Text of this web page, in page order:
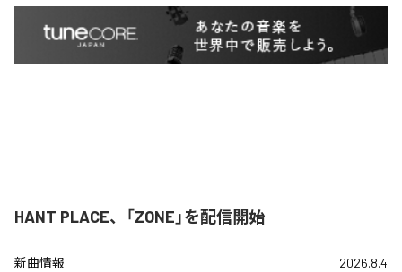
HANT PLACE、「ZONE」を配信開始
新曲情報 2026.8.4